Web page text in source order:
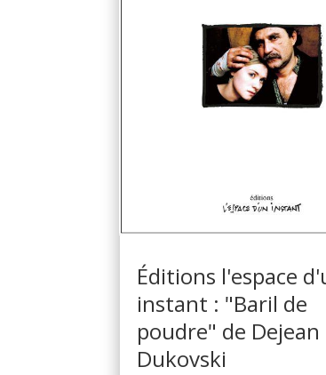
Éditions l'espace
instant : "Baril de
poudre" de Dejean
Dukovski